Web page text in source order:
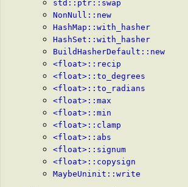
std::ptr::swap
NonNull::new
HashMap::with_hasher
HashSet::with_hasher
BuildHasherDefault::new
<float>::recip
<float>::to_degrees
<float>::to_radians
<float>::max
<float>::min
<float>::clamp
<float>::abs
<float>::signum
<float>::copysign
MaybeUninit::write